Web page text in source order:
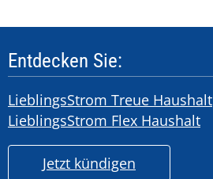
Entdecken Sie:
LieblingsStrom Treue Haushalt
LieblingsStrom Flex Haushalt
Jetzt kündigen